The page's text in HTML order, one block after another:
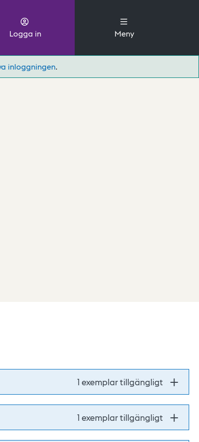
Logga in Meny
inloggningen.
1 exemplar tillgängligt
1 exemplar tillgängligt